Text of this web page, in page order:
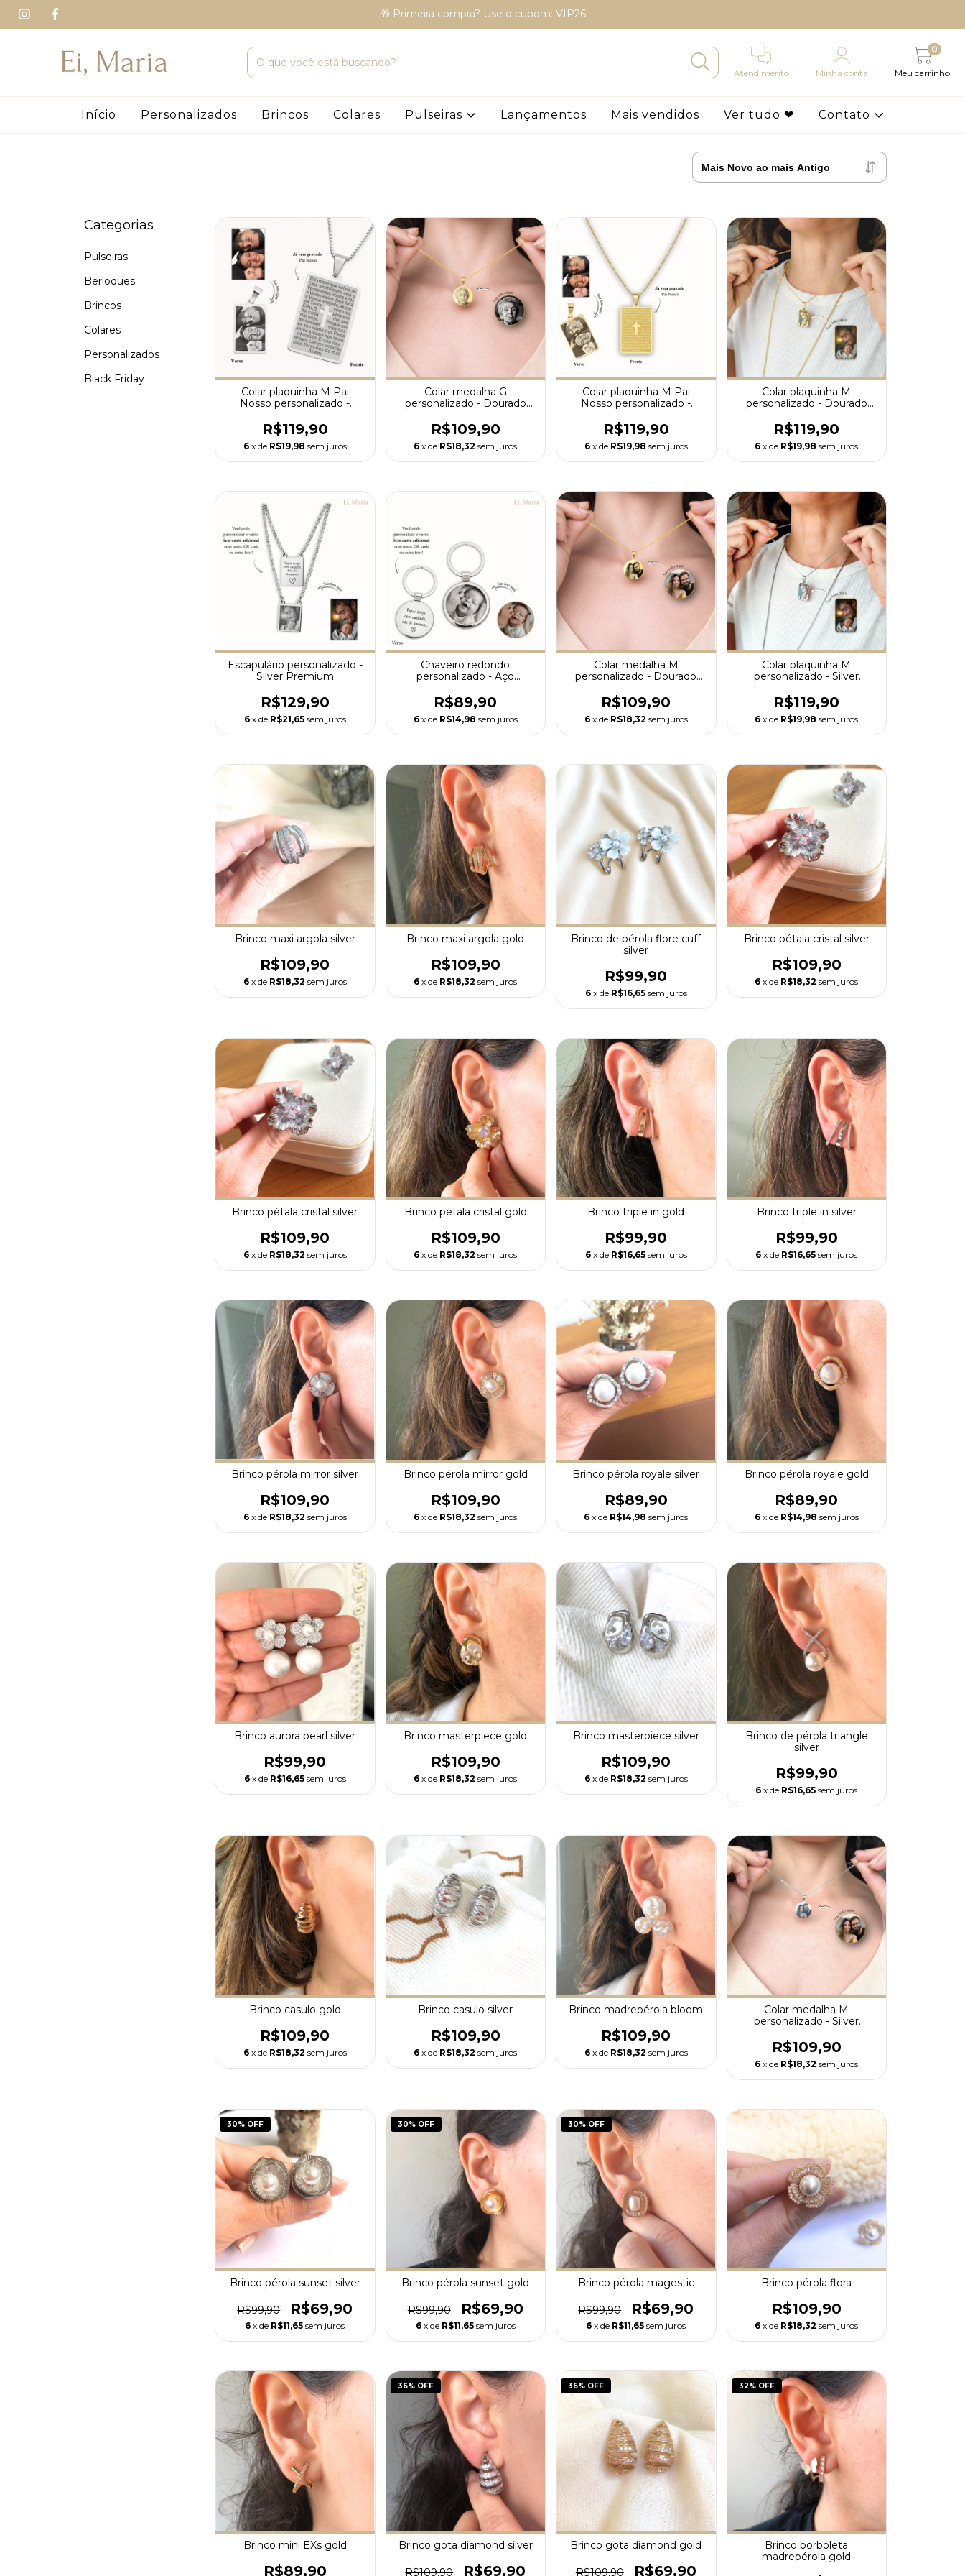
🎁 Primeira compra? Use o cupom: VIP26
Atendimento Minha conta Meu carrinho
0
Início Personalizados Brincos Colares Pulseiras Lançamentos Mais vendidos Ver tudo ❤ Contato
Categorias
Pulseiras
Berloques
Brincos
Colares
Personalizados
Black Friday
Colar plaquinha M Pai
Nosso personalizado -
R$119,90
6 x de R$19,98 sem juros
Colar medalha G
personalizado - Dourado
R$109,90
6 x de R$18,32 sem juros
Colar plaquinha M Pai
Nosso personalizado -
R$119,90
6 x de R$19,98 sem juros
Colar plaquinha M
personalizado - Dourado
R$119,90
6 x de R$19,98 sem juros
Escapulário personalizado -
Silver Premium
R$129,90
6 x de R$21,65 sem juros
Chaveiro redondo
personalizado - Aço
R$89,90
6 x de R$14,98 sem juros
Colar medalha M
personalizado - Dourado
R$109,90
6 x de R$18,32 sem juros
Colar plaquinha M
personalizado - Silver
R$119,90
6 x de R$19,98 sem juros
Brinco maxi argola silver
R$109,90
6 x de R$18,32 sem juros
Brinco maxi argola gold
R$109,90
6 x de R$18,32 sem juros
Brinco de pérola flore cuff
silver
R$99,90
6 x de R$16,65 sem juros
Brinco pétala cristal silver
R$109,90
6 x de R$18,32 sem juros
Brinco pétala cristal silver
R$109,90
6 x de R$18,32 sem juros
Brinco pétala cristal gold
R$109,90
6 x de R$18,32 sem juros
Brinco triple in gold
R$99,90
6 x de R$16,65 sem juros
Brinco triple in silver
R$99,90
6 x de R$16,65 sem juros
Brinco pérola mirror silver
R$109,90
6 x de R$18,32 sem juros
Brinco pérola mirror gold
R$109,90
6 x de R$18,32 sem juros
Brinco pérola royale silver
R$89,90
6 x de R$14,98 sem juros
Brinco pérola royale gold
R$89,90
6 x de R$14,98 sem juros
Brinco aurora pearl silver
R$99,90
6 x de R$16,65 sem juros
Brinco masterpiece gold
R$109,90
6 x de R$18,32 sem juros
Brinco masterpiece silver
R$109,90
6 x de R$18,32 sem juros
Brinco de pérola triangle
silver
R$99,90
6 x de R$16,65 sem juros
Brinco casulo gold
R$109,90
6 x de R$18,32 sem juros
Brinco casulo silver
R$109,90
6 x de R$18,32 sem juros
Brinco madrepérola bloom
R$109,90
6 x de R$18,32 sem juros
Colar medalha M
personalizado - Silver
R$109,90
6 x de R$18,32 sem juros
30% OFF
Brinco pérola sunset silver
R$99,90 R$69,90
6 x de R$11,65 sem juros
30% OFF
Brinco pérola sunset gold
R$99,90 R$69,90
6 x de R$11,65 sem juros
30% OFF
Brinco pérola magestic
R$99,90 R$69,90
6 x de R$11,65 sem juros
Brinco pérola flora
R$109,90
6 x de R$18,32 sem juros
Brinco mini EXs gold
R$89,90
36% OFF
Brinco gota diamond silver
R$109,90 R$69,90
36% OFF
Brinco gota diamond gold
R$109,90 R$69,90
32% OFF
Brinco borboleta
madrepérola gold